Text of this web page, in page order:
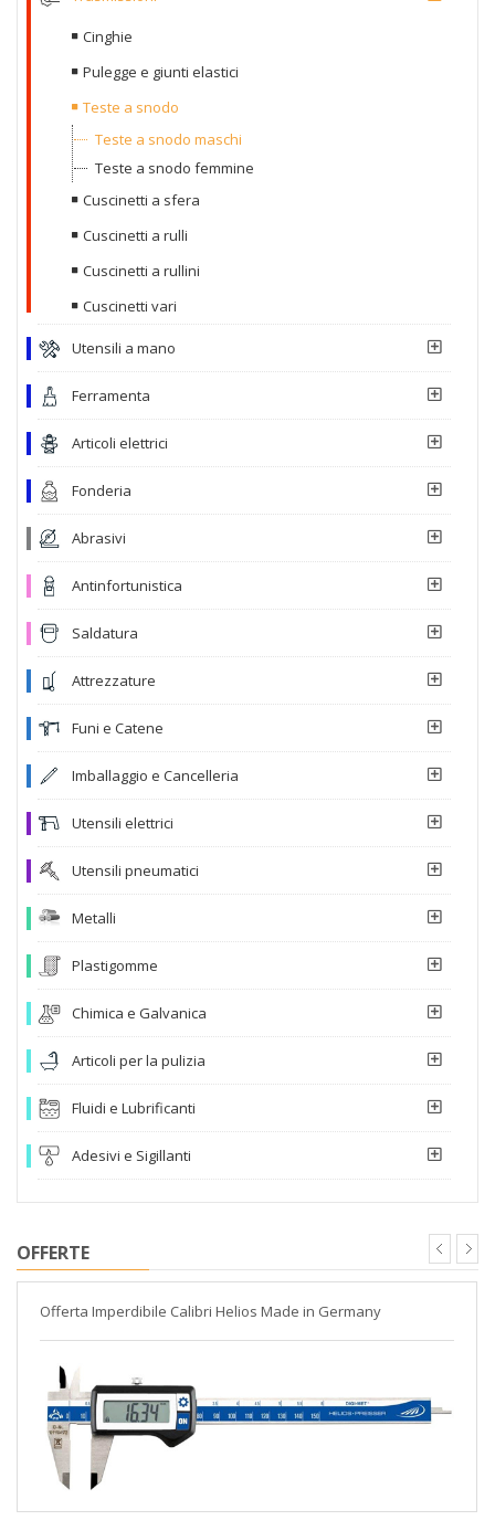
Cinghie
Pulegge e giunti elastici
Teste a snodo
Teste a snodo maschi
Teste a snodo femmine
Cuscinetti a sfera
Cuscinetti a rulli
Cuscinetti a rullini
Cuscinetti vari
Utensili a mano
Ferramenta
Articoli elettrici
Fonderia
Abrasivi
Antinfortunistica
Saldatura
Attrezzature
Funi e Catene
Imballaggio e Cancelleria
Utensili elettrici
Utensili pneumatici
Metalli
Plastigomme
Chimica e Galvanica
Articoli per la pulizia
Fluidi e Lubrificanti
Adesivi e Sigillanti
OFFERTE
Offerta Imperdibile Calibri Helios Made in Germany